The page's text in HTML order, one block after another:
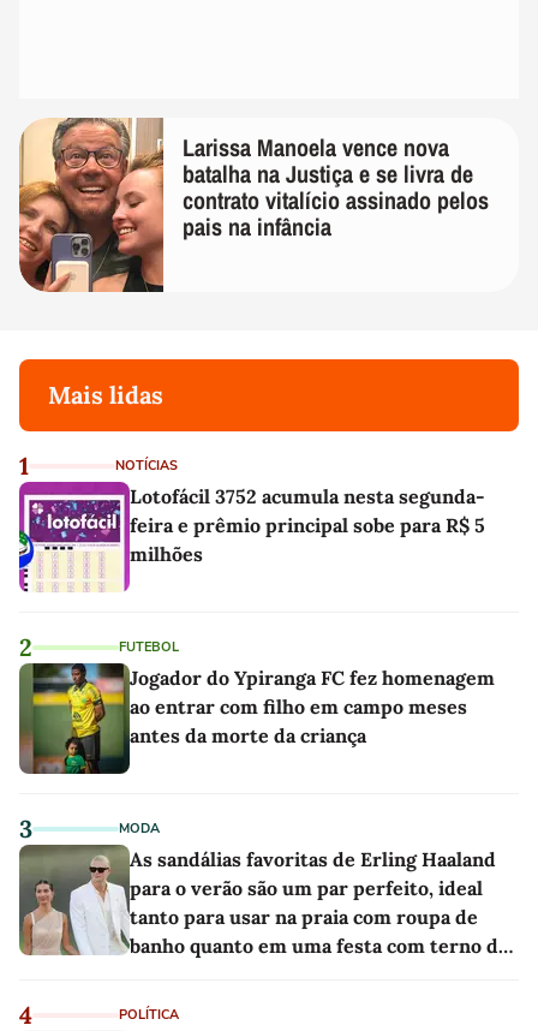
Larissa Manoela vence nova
batalha na Justiça e se livra de
contrato vitalício assinado pelos
pais na infância
Mais lidas
1 NOTÍCIAS
Lotofácil 3752 acumula nesta segunda-
feira e prêmio principal sobe para R$ 5
milhões
2 FUTEBOL
Jogador do Ypiranga FC fez homenagem
ao entrar com filho em campo meses
antes da morte da criança
3 MODA
As sandálias favoritas de Erling Haaland
para o verão são um par perfeito, ideal
tanto para usar na praia com roupa de
banho quanto em uma festa com terno de
4 POLÍTICA